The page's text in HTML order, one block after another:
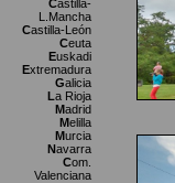
Castilla-
L.Mancha
Castilla-León
Ceuta
Euskadi
Extremadura
Galicia
La Rioja
Madrid
Melilla
Murcia
Navarra
Com.
Valenciana